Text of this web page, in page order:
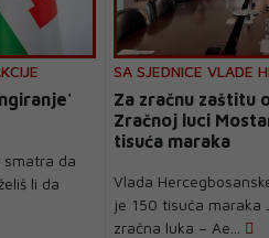
smatra da
li da
SA SJEDNICE VLADE
Za zračnu zaštitu
Zračnoj luci
tisuća maraka
Vlada
je 150 tisuća maraka
zračna luka – Ae...